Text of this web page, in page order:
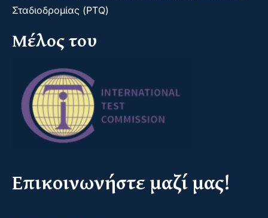
Σταδιοδρομίας (PTQ)
Μέλος του
Επικοινωνήστε μαζί μας!